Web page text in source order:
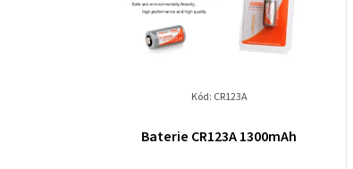
Baterie CR123A 1300mAh
Kód: CR123A